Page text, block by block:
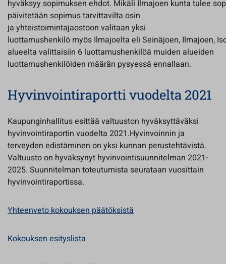
hyväksyy sopimuksen ehdot. Mikäli Ilmajoen kunta tulee
päivitetään sopimus tarvittavilta osin
ja yhteistoimintajaostoon valitaan yksi
luottamushenkilö myös Ilmajoelta eli Seinäjoen, Ilmajoen,
alueelta valittaisiin 6 luottamushenkilöä muiden alueiden
luottamushenkilöiden määrän pysyessä ennallaan.
Hyvinvointiraportti vuodelta 2021
Kaupunginhallitus esittää valtuuston hyväksyttäväksi
hyvinvointiraportin vuodelta 2021.Hyvinvoinnin ja
terveyden edistäminen on yksi kunnan perustehtävistä.
Valtuusto on hyväksynyt hyvinvointisuunnitelman 2021-
2025. Suunnitelman toteutumista seurataan vuosittain
hyvinvointiraportissa.
Yhteenveto kokouksen päätöksistä
Kokouksen esityslista